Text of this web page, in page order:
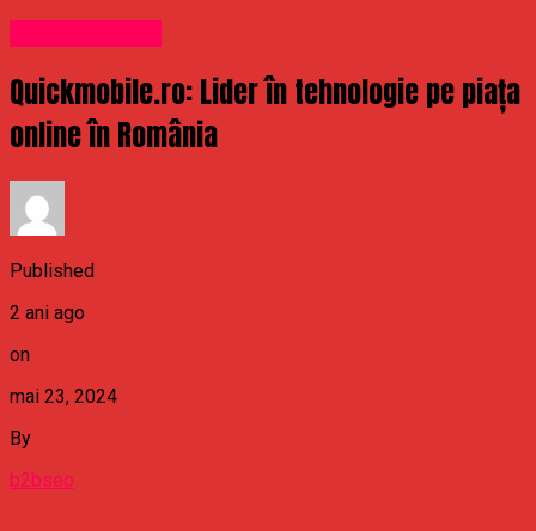
Quickmobile.ro: Lider în tehnologie pe piața
online în România
Published
2 ani ago
on
mai 23, 2024
By
b2bseo